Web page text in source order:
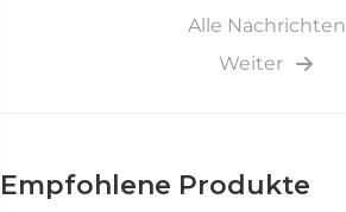
Alle Nachrichten
Weiter
Empfohlene Produkte